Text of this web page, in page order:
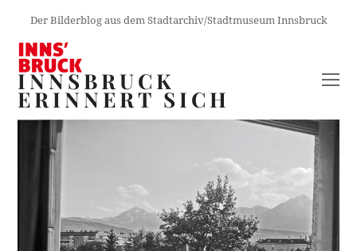
Der Bilderblog aus dem Stadtarchiv/Stadtmuseum Innsbruck
INNSBRUCK
ERINNERT SICH